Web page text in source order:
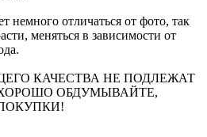
немного отличаться от фото, так
меняться в зависимости от
КАЧЕСТВА НЕ ПОДЛЕЖАТ
ОБДУМЫВАЙТЕ,